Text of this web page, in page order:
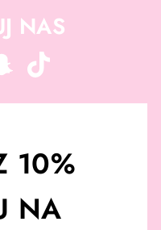
NAS
SnapchatTikTok
10%
NA